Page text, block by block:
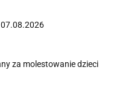
za molestowanie dzieci